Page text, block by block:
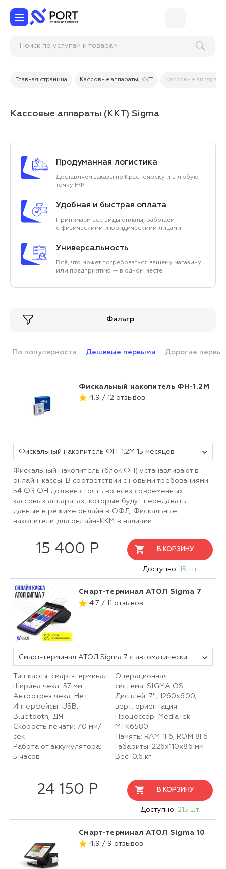
Зам
Главная страница Кассовые аппараты, ККТ Кассовые
Кассовые аппараты (ККТ) Sigma
Продуманная логистика
Доставляем заказы по Красноярску и в любую
точку РФ
Удобная и быстрая оплата
Принимаем все виды оплаты, работаем
с физическими и юридическими лицами
Универсальность
Всё, что может потребоваться вашему магазину
или предприятию — в одном месте!
Фильтр
По популярности Дешевые первыми Дорогие
Фискальный накопитель ФН-1.2М
4.9 / 12 отзывов
Фискальный накопитель ФН-1.2М 15 месяцев
Фискальный накопитель (блок ФН) устанавливают в
онлайн-кассы. В соответствии с новыми требованиями
54 ФЗ ФН должен стоять во всех современных
кассовых аппаратах, которые будут передавать
данные в режиме онлайн в ОФД. Фискальные
накопители для онлайн-ККМ в наличии.
15 400 Р В КОРЗИНУ
Доступно: 15 шт.
Смарт-терминал АТОЛ Sigma 7
4.7 / 11 отзывов
Смарт-терминал АТОЛ Sigma 7 с автоматическим тарифом SIGMA и ИТС (без ФН, 5.0)
Тип кассы: смарт-терминал
Ширина чека: 57 мм
Автоотрез чека: Нет
Интерфейсы: USB,
Bluetooth, ДЯ
Скорость печати: 70 мм/
сек
Работа от аккумулятора:
5 часов
Операционная
система: SIGMA OS
Дисплей: 7", 1260х600,
верт. ориентация
Процессор: MediaTek
MTK6580
Память: RAM 1Гб, ROM 8Гб
Габариты: 226х110х86 мм
Вес: 0,6 кг
24 150 Р В КОРЗИНУ
Доступно: 213 шт.
Смарт-терминал АТОЛ Sigma 10
4.9 / 9 отзывов